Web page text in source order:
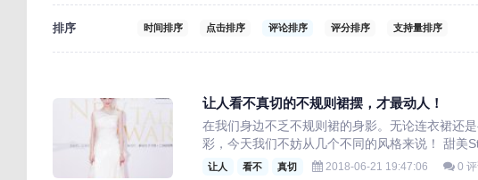
排序 时间排序 点击排序 评论排序 评分排序 支持量排序
让人看不真切的不规则裙摆，才最动人！
在我们身边不乏不规则裙的身影。无论连衣裙还
彩，今天我们不妨从几个不同的风格来说！ 甜美
让人 看不 真切 2018-06-21 19:47:06 0